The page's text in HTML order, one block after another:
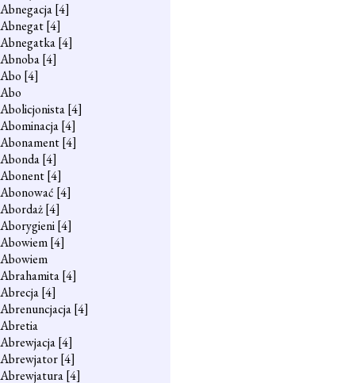
Abnegacja[4]
Abnegat[4]
Abnegatka[4]
Abnoba[4]
Abo [4]
Abo
Abolicjonista[4]
Abominacja[4]
Abonament[4]
Abonda[4]
Abonent[4]
Abonować [4]
Abordaż[4]
Aborygieni[4]
Abowiem[4]
Abowiem
Abrahamita[4]
Abrecja[4]
Abrenuncjacja[4]
Abretia
Abrewjacja[4]
Abrewjator[4]
Abrewjatura[4]